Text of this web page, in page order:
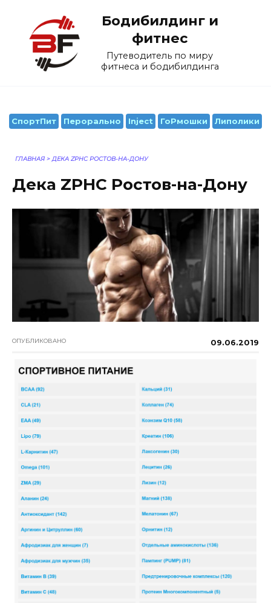
содержанию
Бодибилдинг и
фитнес
Путеводитель по миру
фитнеса и бодибилдинга
СпортПит Перорально Inject ГоРмошки Липолики
ГЛАВНАЯ > ДЕКА ZPHC РОСТОВ-НА-ДОНУ
Дека ZPHC Ростов-на-Дону
ОПУБЛИКОВАНО 09.06.2019